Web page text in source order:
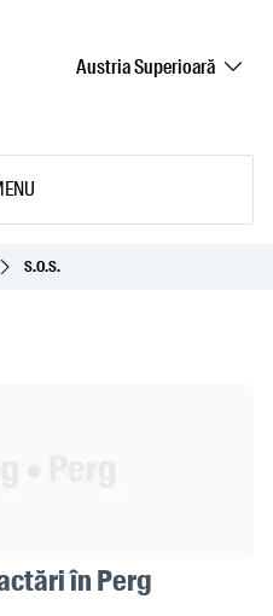
Austria Superioară
S.O.S.
în Perg